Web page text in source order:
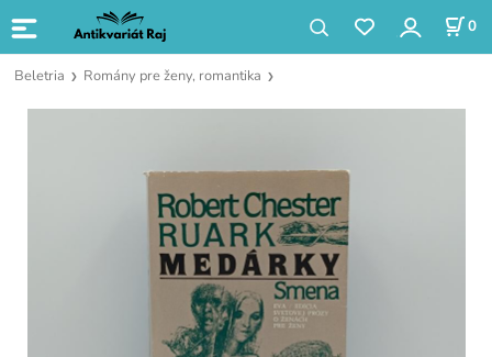
0
Beletria Romány pre ženy, romantika